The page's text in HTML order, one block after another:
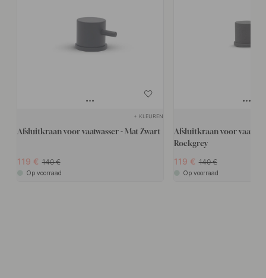
+ KLEUREN
Afsluitkraan voor vaatwasser - Mat Zwart
119 140
Op voorraad
Afsluitkraan voor
Rockgrey
119 140
Op voorraad